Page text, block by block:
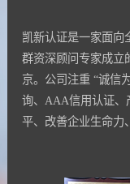
凯新认证是一家面向
群资深顾问专家成立
京。公司注重 “诚信
询、AAA信用认证、
平、改善企业生命力